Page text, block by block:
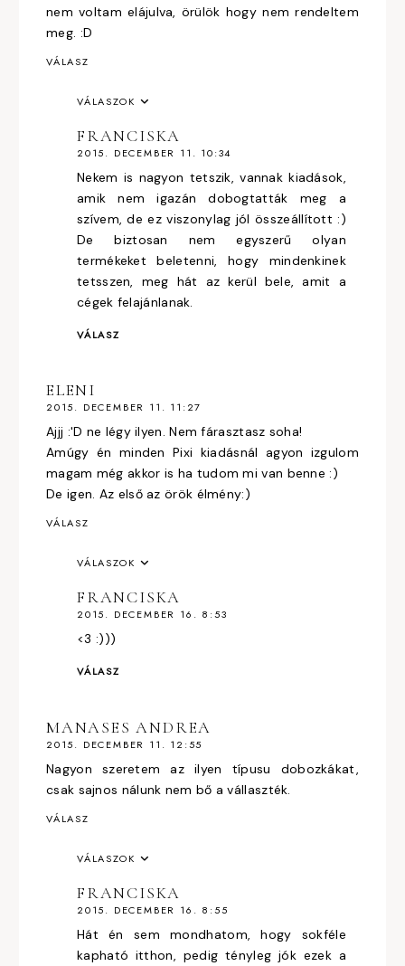
nem voltam elájulva, örülök hogy nem rendeltem
meg. :D
VÁLASZ
VÁLASZOK
FRANCISKA
2015. DECEMBER 11. 10:34
Nekem is nagyon tetszik, vannak kiadások,
amik nem igazán dobogtatták meg a
szívem, de ez viszonylag jól összeállított :)
De biztosan nem egyszerű olyan
termékeket beletenni, hogy mindenkinek
tetsszen, meg hát az kerül bele, amit a
cégek felajánlanak.
VÁLASZ
ELENI
2015. DECEMBER 11. 11:27
Ajjj :'D ne légy ilyen. Nem fárasztasz soha!
Amúgy én minden Pixi kiadásnál agyon izgulom
magam még akkor is ha tudom mi van benne :)
De igen. Az első az örök élmény:)
VÁLASZ
VÁLASZOK
FRANCISKA
2015. DECEMBER 16. 8:53
<3 :)))
VÁLASZ
MANASES ANDREA
2015. DECEMBER 11. 12:55
Nagyon szeretem az ilyen típusu dobozkákat,
csak sajnos nálunk nem bő a vállaszték.
VÁLASZ
VÁLASZOK
FRANCISKA
2015. DECEMBER 16. 8:55
Hát én sem mondhatom, hogy sokféle
kapható itthon, pedig tényleg jók ezek a